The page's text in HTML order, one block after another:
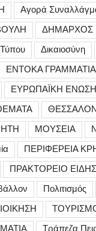
Αγορά
ΔΗΜΑΡΧΟΣ
Τύπου Δικαιοσύνη
ΕΝΤΟΚΑ
ΕΥΡΩΠΑΪΚΗ ΕΝΩΣΗ
ΜΟΥΣΕΙΑ
ΠΕΡΙΦΕΡΕΙΑ
ΠΡΑΚΤΟΡΕΙΟ
Πολιτισμός
Τράπεζα